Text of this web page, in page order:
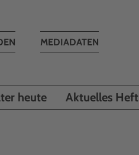
MEDIADATEN
heute Aktuelles Heft